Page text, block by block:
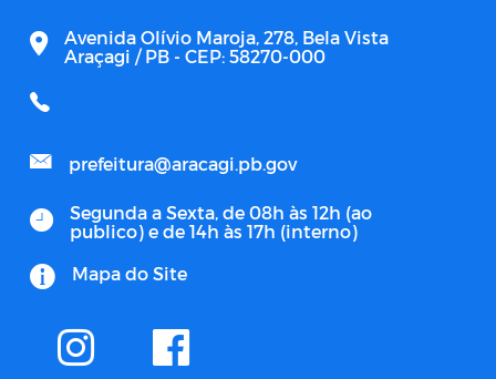
Avenida Olívio Maroja, 278, Bela Vista
Araçagi / PB - CEP: 58270-000
prefeitura@aracagi.pb.gov
Segunda a Sexta, de 08h às 12h (ao
publico) e de 14h às 17h (interno)
Mapa do Site